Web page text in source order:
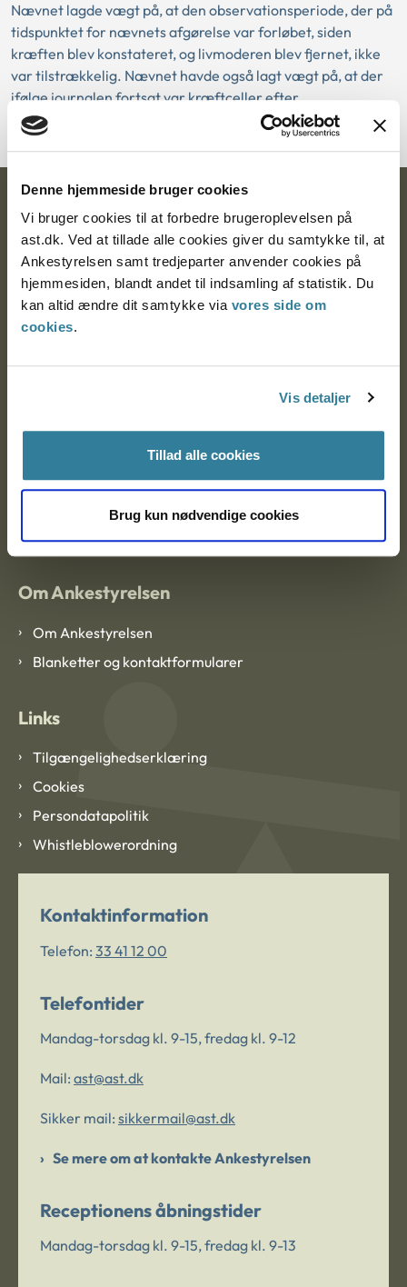
Denne hjemmeside bruger cookies
Vi bruger cookies til at forbedre brugeroplevelsen på
ast.dk. Ved at tillade alle cookies giver du samtykke til, at
Ankestyrelsen samt tredjeparter anvender cookies på
hjemmesiden, blandt andet til indsamling af statistik. Du
kan altid ændre dit samtykke via vores side om
cookies.
Vis detaljer
Tillad alle cookies
Brug kun nødvendige cookies
Nævnet lagde vægt på, at den observationsperiode, der på
tidspunktet for nævnets afgørelse var forløbet, siden
kræften blev konstateret, og livmoderen blev fjernet, ikke
var tilstrækkelig. Nævnet havde også lagt vægt på, at der
ifølge journalen fortsat var kræftceller efter
keglesnitsoperationen.
Ankestyrelsen
Postadresse:
Nytorv 7, 2. sal
9000 Aalborg
Ankestyrelsen København
CVR: 1007 4002
Om Ankestyrelsen
Om Ankestyrelsen
Blanketter og kontaktformularer
Links
Tilgængelighedserklæring
Cookies
Persondatapolitik
Whistleblowerordning
Kontaktinformation
Telefon: 33 41 12 00
Telefontider
Mandag-torsdag kl. 9-15, fredag kl. 9-12
Mail: ast@ast.dk
Sikker mail: sikkermail@ast.dk
Se mere om at kontakte Ankestyrelsen
Receptionens åbningstider
Mandag-torsdag kl. 9-15, fredag kl. 9-13